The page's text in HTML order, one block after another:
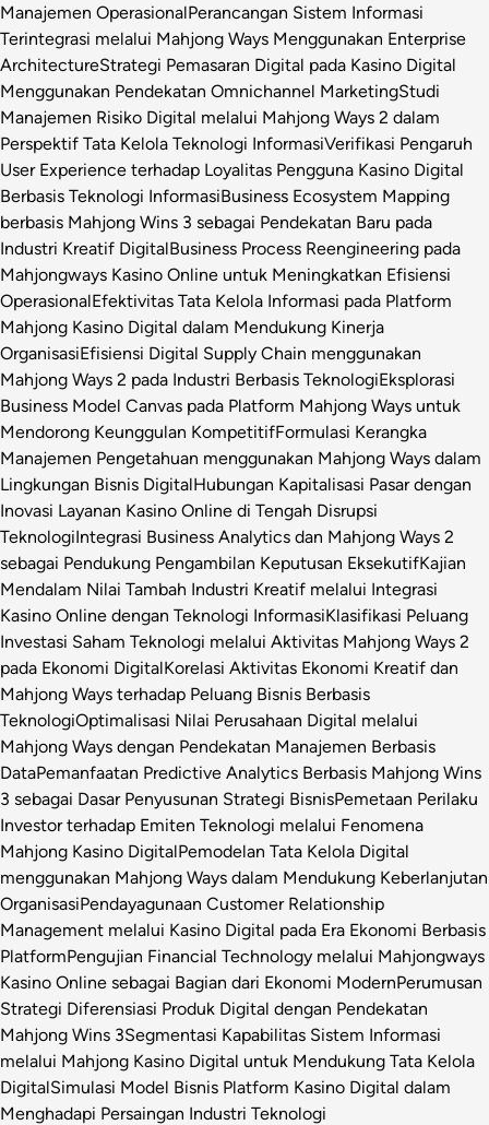
Manajemen OperasionalPerancangan Sistem Informasi
Terintegrasi melalui Mahjong Ways Menggunakan Enterprise
ArchitectureStrategi Pemasaran Digital pada Kasino Digital
Menggunakan Pendekatan Omnichannel MarketingStudi
Manajemen Risiko Digital melalui Mahjong Ways 2 dalam
Perspektif Tata Kelola Teknologi InformasiVerifikasi Pengaruh
User Experience terhadap Loyalitas Pengguna Kasino Digital
Berbasis Teknologi InformasiBusiness Ecosystem Mapping
berbasis Mahjong Wins 3 sebagai Pendekatan Baru pada
Industri Kreatif DigitalBusiness Process Reengineering pada
Mahjongways Kasino Online untuk Meningkatkan Efisiensi
OperasionalEfektivitas Tata Kelola Informasi pada Platform
Mahjong Kasino Digital dalam Mendukung Kinerja
OrganisasiEfisiensi Digital Supply Chain menggunakan
Mahjong Ways 2 pada Industri Berbasis TeknologiEksplorasi
Business Model Canvas pada Platform Mahjong Ways untuk
Mendorong Keunggulan KompetitifFormulasi Kerangka
Manajemen Pengetahuan menggunakan Mahjong Ways dalam
Lingkungan Bisnis DigitalHubungan Kapitalisasi Pasar dengan
Inovasi Layanan Kasino Online di Tengah Disrupsi
TeknologiIntegrasi Business Analytics dan Mahjong Ways 2
sebagai Pendukung Pengambilan Keputusan EksekutifKajian
Mendalam Nilai Tambah Industri Kreatif melalui Integrasi
Kasino Online dengan Teknologi InformasiKlasifikasi Peluang
Investasi Saham Teknologi melalui Aktivitas Mahjong Ways 2
pada Ekonomi DigitalKorelasi Aktivitas Ekonomi Kreatif dan
Mahjong Ways terhadap Peluang Bisnis Berbasis
TeknologiOptimalisasi Nilai Perusahaan Digital melalui
Mahjong Ways dengan Pendekatan Manajemen Berbasis
DataPemanfaatan Predictive Analytics Berbasis Mahjong Wins
3 sebagai Dasar Penyusunan Strategi BisnisPemetaan Perilaku
Investor terhadap Emiten Teknologi melalui Fenomena
Mahjong Kasino DigitalPemodelan Tata Kelola Digital
menggunakan Mahjong Ways dalam Mendukung Keberlanjutan
OrganisasiPendayagunaan Customer Relationship
Management melalui Kasino Digital pada Era Ekonomi Berbasis
PlatformPengujian Financial Technology melalui Mahjongways
Kasino Online sebagai Bagian dari Ekonomi ModernPerumusan
Strategi Diferensiasi Produk Digital dengan Pendekatan
Mahjong Wins 3Segmentasi Kapabilitas Sistem Informasi
melalui Mahjong Kasino Digital untuk Mendukung Tata Kelola
DigitalSimulasi Model Bisnis Platform Kasino Digital dalam
Menghadapi Persaingan Industri Teknologi